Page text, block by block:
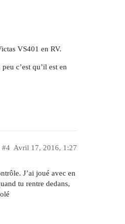
VS401 en RV.
c’est qu’il est en
Avril 17, 2016, 1:27
#4
J’ai joué avec en
tu rentre dedans,